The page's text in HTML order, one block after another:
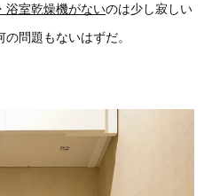
浴室乾燥機がないのは少し寂しい
問題もないはずだ。